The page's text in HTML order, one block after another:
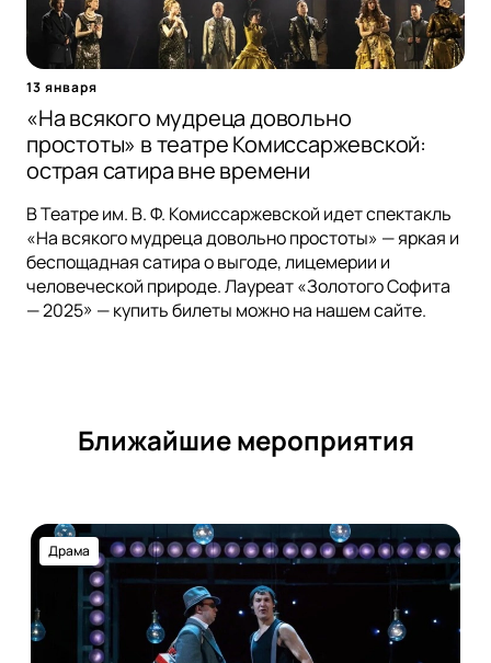
13 января
«На всякого мудреца довольно
простоты» в театре Комиссаржевской:
острая сатира вне времени
В Театре им. В. Ф. Комиссаржевской идет спектакль
«На всякого мудреца довольно простоты» — яркая и
беспощадная сатира о выгоде, лицемерии и
человеческой природе. Лауреат «Золотого Софита
— 2025» — купить билеты можно на нашем сайте.
Ближайшие мероприятия
Драма